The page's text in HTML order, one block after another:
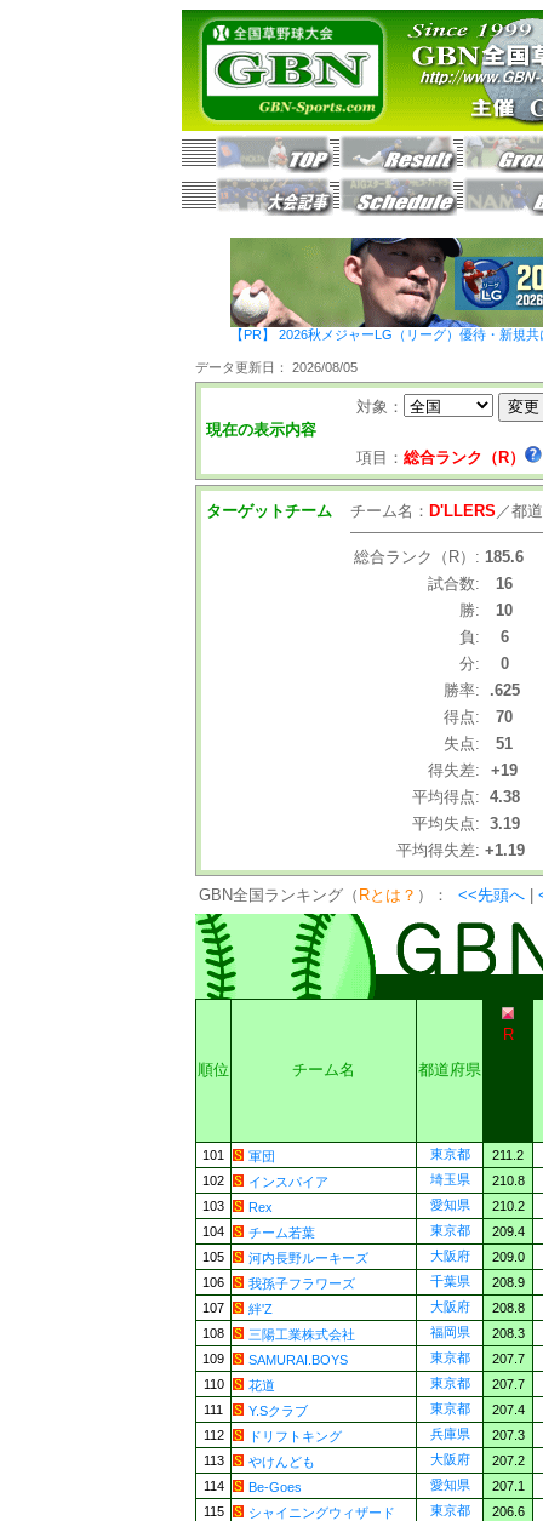
【PR】 2026秋メジャーLG（リーグ）優待・新規
データ更新日： 2026/08/05
現在の表示内容
対象：
項目： 総合ランク（R）
ターゲットチーム チーム名： D'LLERS ／都
総合ランク（R）: 185.6
試合数:
16
勝:
10
負:
6
分:
0
勝率:
.625
得点:
70
失点:
51
得失差:
+19
平均得点: 4.38
平均失点: 3.19
平均得失差: +1.19
GBN全国ランキング（ Rとは？ ）： <<先頭へ
順位 チーム名 都道府県
R
101 軍団 東京都
211.2
102
インスパイア 埼玉県
210.8
103
Rex 愛知県
210.2
104
チーム若葉 東京都
209.4
105
河内長野ルーキーズ 大阪府
209.0
106
我孫子フラワーズ 千葉県
208.9
107
絆'Z 大阪府
208.8
108
三陽工業株式会社 福岡県
208.3
109
SAMURAI.BOYS 東京都
207.7
110
花道 東京都
207.7
111
Y.Sクラブ 東京都
207.4
112
ドリフトキング 兵庫県
207.3
113
やけんども 大阪府
207.2
114
Be-Goes 愛知県
207.1
115
シャイニングウィザード 東京都
206.6